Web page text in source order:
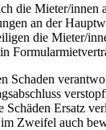
die Mieter/innen
an der
die Mieter/
Schaden
Schäden Ersatz
Zweifel auch